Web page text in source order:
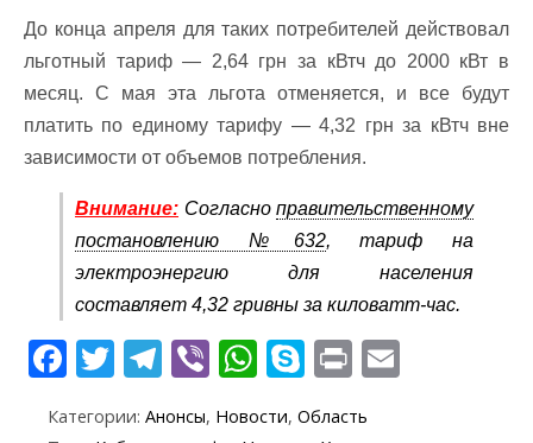
До конца апреля для таких потребителей действовал
льготный тариф — 2,64 грн за кВтч до 2000 кВт в
месяц. С мая эта льгота отменяется, и все будут
платить по единому тарифу — 4,32 грн за кВтч вне
зависимости от объемов потребления.
Внимание: Согласно правительственному
постановлению №632, тариф на
электроэнергию для населения
составляет 4,32 гривны за киловатт-час.
F T T Vi W S
k
Pr
Категории: Анонсы, Новости, Область